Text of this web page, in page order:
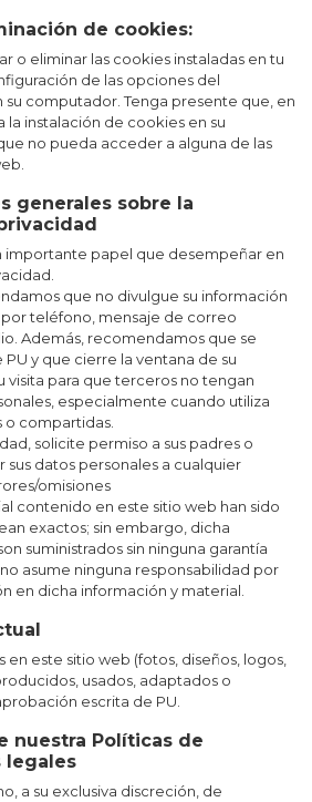
de cookies:
o eliminar las cookies instaladas en tu
de las opciones del
computador. Tenga presente que, en
instalación de cookies en su
no pueda acceder a alguna de las
generales sobre la
importante papel que desempeñar en
que no divulgue su información
por teléfono, mensaje de correo
Además, recomendamos que se
y que cierre la ventana de su
visita para que terceros no tengan
especialmente cuando utiliza
compartidas.
solicite permiso a sus padres o
datos personales a cualquier
omisiones
contenido en este sitio web han sido
exactos; sin embargo, dicha
suministrados sin ninguna garantía
asume ninguna responsabilidad por
en dicha información y material.
en este sitio web (fotos, diseños, logos,
usados, adaptados o
escrita de PU.
nuestra Políticas de
legales
a su exclusiva discreción, de